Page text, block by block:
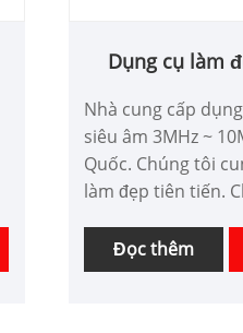
Dụng cụ làm
Nhà cung cấp
siêu âm 3MHz ~
Quốc. Chúng tôi
làm đẹp tiên tiến.
đẹp đa chức năng
của khách hàng và
Đọc thêm